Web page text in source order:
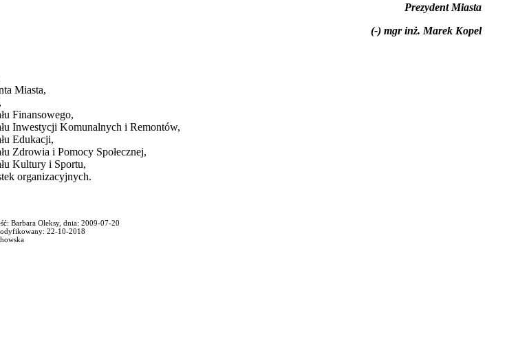
Prezydent Miasta
(-) mgr inż. Marek Kopel
Miasta,
Finansowego,
Inwestycji Komunalnych i Remontów,
Edukacji,
Zdrowia i Pomocy Społecznej,
Kultury i Sportu,
organizacyjnych.
Barbara Oleksy, dnia: 2009-07-20
22-10-2018